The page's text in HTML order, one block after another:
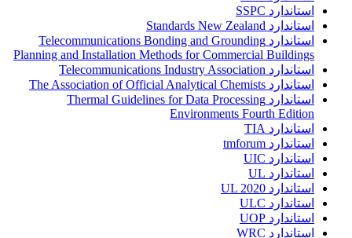
استاندارد SSPC
استاندارد Standards New Zealand
استاندارد Telecommunications Bonding and Grounding
Planning and Installation Methods for Commercial Buildings
استاندارد Telecommunications Industry Association
استاندارد The Association of Official Analytical Chemists
استاندارد Thermal Guidelines for Data Processing
Environments Fourth Edition
استاندارد TIA
استاندارد tmforum
استاندارد UIC
استاندارد UL
استاندارد UL 2020
استاندارد ULC
استاندارد UOP
استاندارد WRC